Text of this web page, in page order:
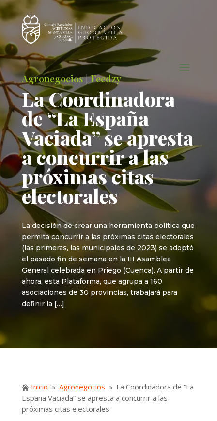
Agronegocios|Feedzy
La Coordinadora
de “La España
Vaciada” se apresta
a concurrir a las
próximas citas
electorales
La decisión de crear una herramienta política que
permita concurrir a las próximas citas electorales
(las primeras, las municipales de 2023) se adoptó
el pasado fin de semana en la III Asamblea
General celebrada en Priego (Cuenca). A partir de
ahora, esta Plataforma, que agrupa a 160
asociaciones de 30 provincias, trabajará para
definir la […]
 Inicio 9 Agronegocios 9 La Coordinadora de “La
España Vaciada” se apresta a concurrir a las
próximas citas electorales